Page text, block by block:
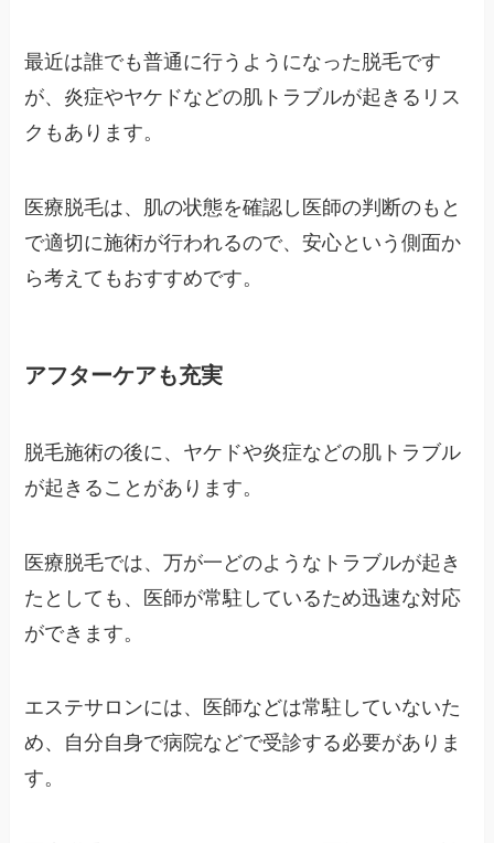
最近は誰でも普通に行うようになった脱毛です
が、炎症やヤケドなどの肌トラブルが起きるリス
クもあります。
医療脱毛は、肌の状態を確認し医師の判断のもと
で適切に施術が行われるので、安心という側面か
ら考えてもおすすめです。
アフターケアも充実
脱毛施術の後に、ヤケドや炎症などの肌トラブル
が起きることがあります。
医療脱毛では、万が一どのようなトラブルが起き
たとしても、医師が常駐しているため迅速な対応
ができます。
エステサロンには、医師などは常駐していないた
め、自分自身で病院などで受診する必要がありま
す。